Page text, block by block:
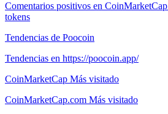
Comentarios positivos en
tokens
Tendencias de Poocoin
Tendencias en https://poocoin.app/
CoinMarketCap Más visitado
CoinMarketCap.com Más visitado